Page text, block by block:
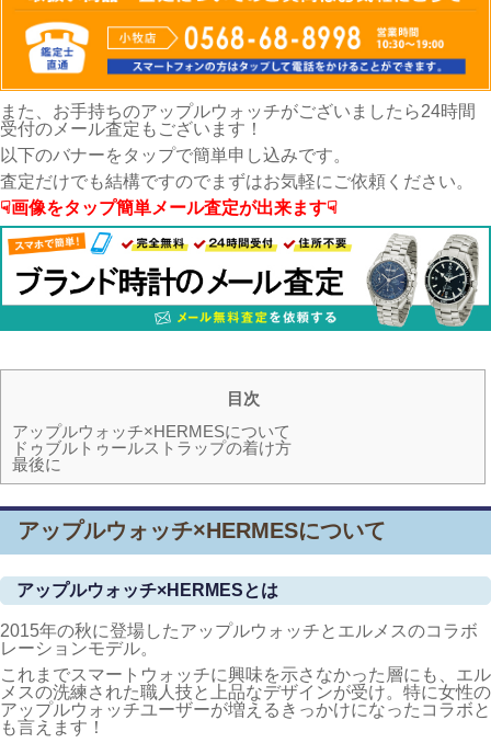
また、お手持ちのアップルウォッチがございましたら24時間
受付のメール査定もございます！
以下のバナーをタップで簡単申し込みです。
査定だけでも結構ですのでまずはお気軽にご依頼ください。
☟画像をタップ簡単メール査定が出来ます☟
目次
アップルウォッチ×HERMESについて
ドゥブルトゥールストラップの着け方
最後に
アップルウォッチ×HERMESについて
アップルウォッチ×HERMESとは
2015年の秋に登場したアップルウォッチとエルメスのコラボ
レーションモデル。
これまでスマートウォッチに興味を示さなかった層にも、エル
メスの洗練された職人技と上品なデザインが受け。特に女性の
アップルウォッチユーザーが増えるきっかけになったコラボと
も言えます！